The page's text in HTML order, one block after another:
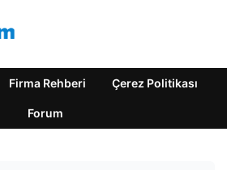
Firma Rehberi Çerez Politikası
Forum